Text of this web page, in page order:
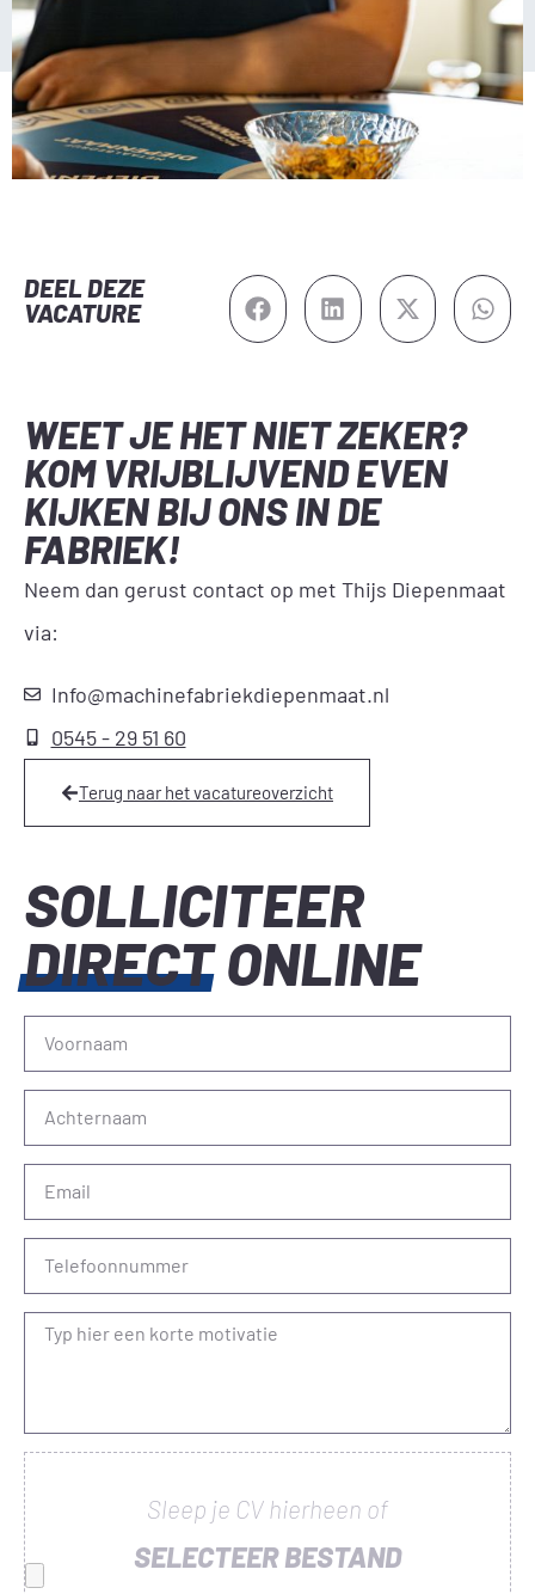
WEET JE HET NIET ZEKER?
KOM VRIJBLIJVEND EVEN
KIJKEN BIJ ONS IN DE
FABRIEK!
Neem dan gerust contact op met Thijs Diepenmaat
via:
Info@machinefabriekdiepenmaat.nl
0545 - 29 51 60
Terug naar het vacatureoverzicht
DEEL DEZE
VACATURE
SOLLICITEER
DIRECTONLINE